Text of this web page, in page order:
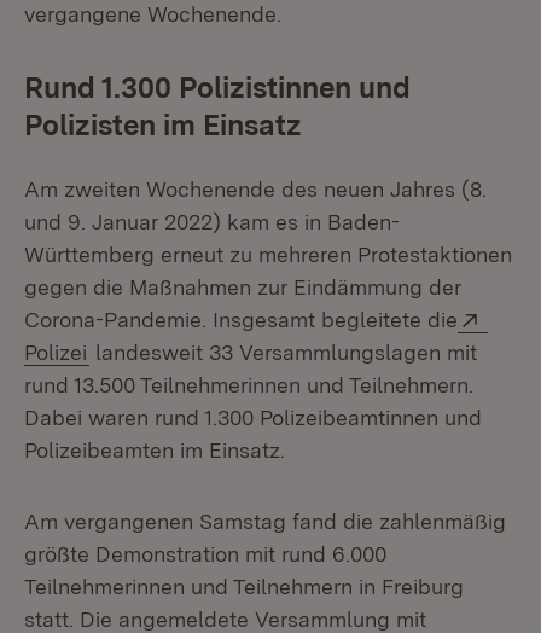
vergangene Wochenende.
Rund 1.300 Polizistinnen und
Polizisten im Einsatz
Am zweiten Wochenende des neuen Jahres (8.
und 9. Januar 2022) kam es in Baden-
Württemberg erneut zu mehreren Protestaktionen
gegen die Maßnahmen zur Eindämmung der
Corona-Pandemie. Insgesamt begleitete die
Polizei (Öffnet in neuem Fenster)
landesweit 33 Versammlungslagen mit
rund 13.500 Teilnehmerinnen und Teilnehmern.
Dabei waren rund 1.300 Polizeibeamtinnen und
Polizeibeamten im Einsatz.
Am vergangenen Samstag fand die zahlenmäßig
größte Demonstration mit rund 6.000
Teilnehmerinnen und Teilnehmern in Freiburg
statt. Die angemeldete Versammlung mit